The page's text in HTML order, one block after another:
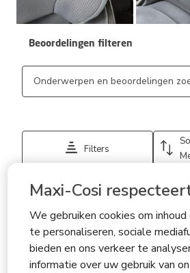
Maxi-Cosi
We gebruiken cookies om
te personaliseren, sociale
bieden en ons verkeer te
informatie over uw gebruik van
Beoordelingen filteren
Onderwerpen en beoordelingen
Filters
van
128
1– 3 van 128
2 van 5 sterren.
Bekleding gaat steeds los